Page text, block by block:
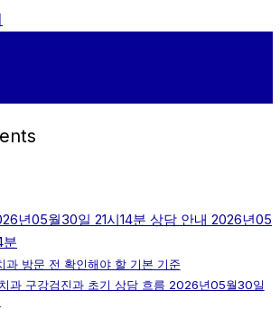
년05월30일 21시14분 상담 안내 2026년05
분
과 방문 전 확인해야 할 기본 기준
과 구강검진과 초기 상담 흐름 2026년05월30일